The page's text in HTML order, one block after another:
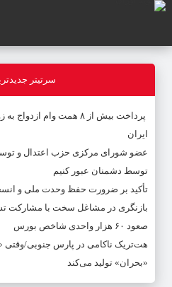
سرتیتر
پرداخت بیش از ۸ همت وام
ایران
عضو شورای مرکزی حزب اعتدال و
توسط دشمنان عبور کنیم
تأکید بر ضرورت حفظ وحدت ملی و
بازنگری در مشاغل سخت با مشارکت
صعود ۶۰ هزار واحدی شاخص بورس
هت‌تریک ناکامی در پارس جنوبی/وقتی
«بحران» تولید می‌کند